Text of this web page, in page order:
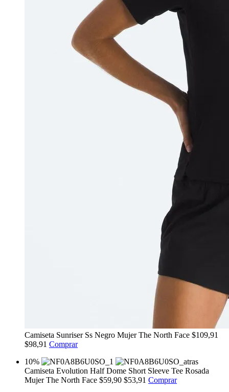
Camiseta Sunriser Ss Negro Mujer The North Face $109,91
$98,91 Comprar
10%
Camiseta Evolution Half Dome Short Sleeve Tee Rosada
Mujer The North Face $59,90 $53,91 Comprar